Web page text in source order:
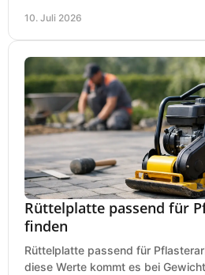
10. Juli 2026
Rüttelplatte passend für
finden
Rüttelplatte passend für
diese Werte kommt es bei